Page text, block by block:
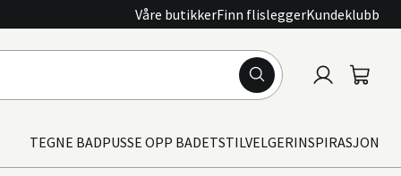
Våre butikkerFinn flisleggerKundeklubb
TEGNE BADPUSSE OPP BADETSTILVELGERINSPIRASJON